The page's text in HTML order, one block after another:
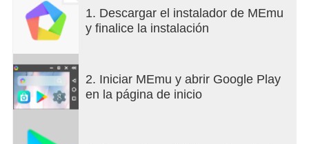
1. Descargar el instalador de MEmu
y finalice la instalación
2. Iniciar MEmu y abrir Google Play
en la página de inicio